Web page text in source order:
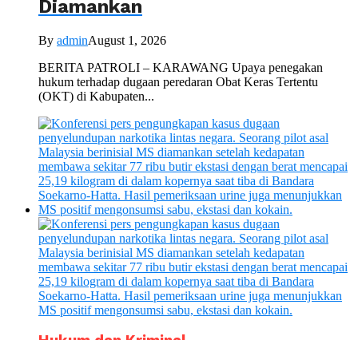
Diamankan
By adminAugust 1, 2026
BERITA PATROLI – KARAWANG Upaya penegakan
hukum terhadap dugaan peredaran Obat Keras Tertentu
(OKT) di Kabupaten...